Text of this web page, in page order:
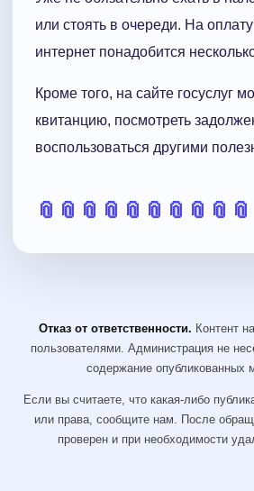
или стоять в очереди. На
интернет понадобится
Кроме того, на сайте госуслуг
квитанцию, посмотреть
воспользоваться другими
📎 📎 📎 📎 📎 📎 📎 📎 📎 📎
Отказ от ответственности. Контент
пользователями. Администрация не
содержание опубликованных
Если вы считаете, что какая-либо
или права, сообщите нам. После
проверен и при необходимости